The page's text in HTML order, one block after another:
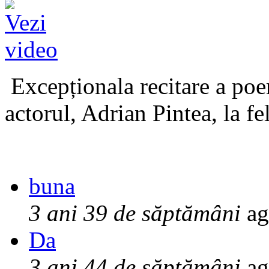
Excepționala recitare a
actorul, Adrian Pintea, la
buna
3 ani 39 de săptămâni
Da